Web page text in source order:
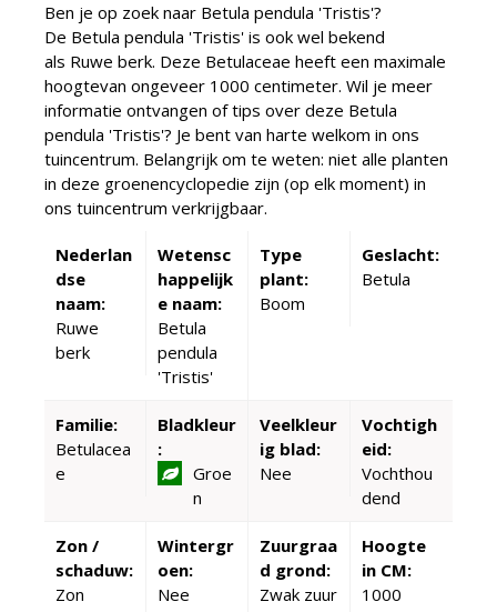
Ben je op zoek naar Betula pendula 'Tristis'?
De Betula pendula 'Tristis' is ook wel bekend
als Ruwe berk. Deze Betulaceae heeft een maximale
hoogtevan ongeveer 1000 centimeter. Wil je meer
informatie ontvangen of tips over deze Betula
pendula 'Tristis'? Je bent van harte welkom in ons
tuincentrum. Belangrijk om te weten: niet alle planten
in deze groenencyclopedie zijn (op elk moment) in
ons tuincentrum verkrijgbaar.
Nederlan
dse
naam:
Ruwe
berk
Wetensc
happelijk
e naam:
Betula
pendula
'Tristis'
Type
plant:
Boom
Geslacht:
Betula
Familie:
Betulacea
e
Bladkleur
:
Groe
n
Veelkleur
ig blad:
Nee
Vochtigh
eid:
Vochthou
dend
Zon /
schaduw:
Zon
Wintergr
oen:
Nee
Zuurgraa
d grond:
Zwak zuur
Hoogte
in CM:
1000